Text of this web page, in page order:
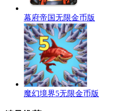
幕府帝国无限金币版
魔幻境界5无限金币版